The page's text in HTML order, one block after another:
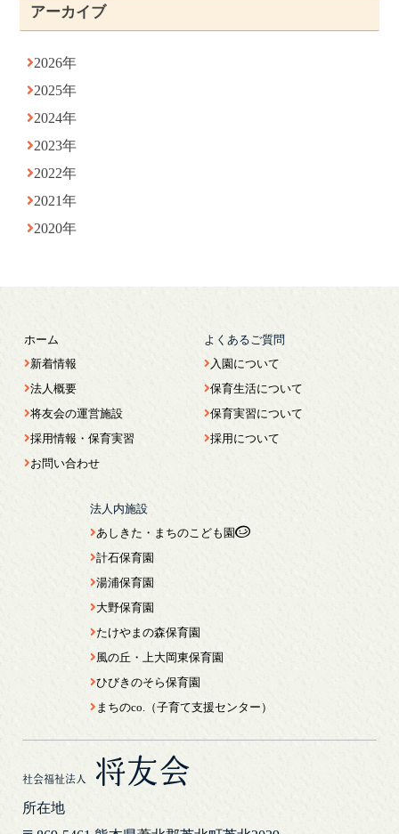
アーカイブ
2026年
2025年
2024年
2023年
2022年
2021年
2020年
社会福祉法人 将友会
所在地
ホーム
新着情報
法人概要
将友会の運営施設
採用情報・保育実習
お問い合わせ
よくあるご質問
入園について
保育生活について
保育実習について
採用について
法人内施設
あしきた・まちのこども園
計石保育園
湯浦保育園
大野保育園
たけやまの森保育園
風の丘・上大岡東保育園
ひびきのそら保育園
まちのco.（子育て支援センター）